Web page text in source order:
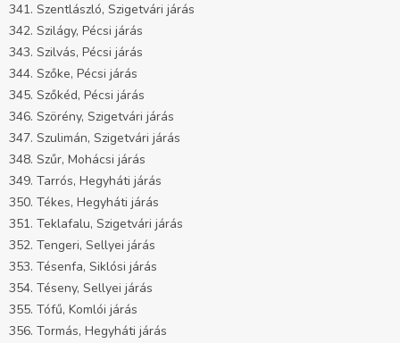
341. Szentlászló, Szigetvári járás
342. Szilágy, Pécsi járás
343. Szilvás, Pécsi járás
344. Szőke, Pécsi járás
345. Szőkéd, Pécsi járás
346. Szörény, Szigetvári járás
347. Szulimán, Szigetvári járás
348. Szűr, Mohácsi járás
349. Tarrós, Hegyháti járás
350. Tékes, Hegyháti járás
351. Teklafalu, Szigetvári járás
352. Tengeri, Sellyei járás
353. Tésenfa, Siklósi járás
354. Téseny, Sellyei járás
355. Tófű, Komlói járás
356. Tormás, Hegyháti járás